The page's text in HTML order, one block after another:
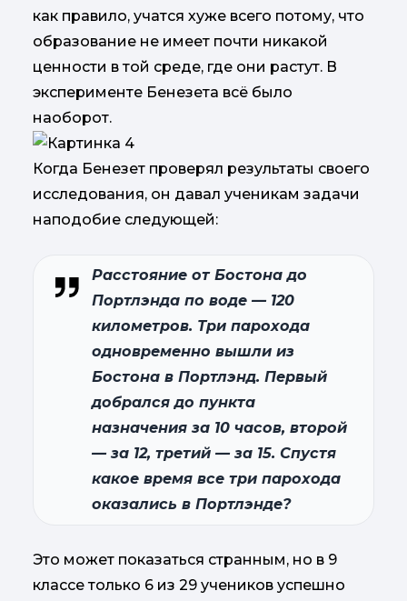
как правило, учатся хуже всего потому, что
образование не имеет почти никакой
ценности в той среде, где они растут. В
эксперименте Бенезета всё было
наоборот.
Когда Бенезет проверял результаты своего
исследования, он давал ученикам задачи
наподобие следующей:
Расстояние от Бостона до
Портлэнда по воде — 120
километров. Три парохода
одновременно вышли из
Бостона в Портлэнд. Первый
добрался до пункта
назначения за 10 часов, второй
— за 12, третий — за 15. Спустя
какое время все три парохода
оказались в Портлэнде?
Это может показаться странным, но в 9
классе только 6 из 29 учеников успешно